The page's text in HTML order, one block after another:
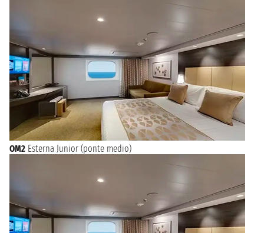
OM2 Esterna Junior (ponte medio)